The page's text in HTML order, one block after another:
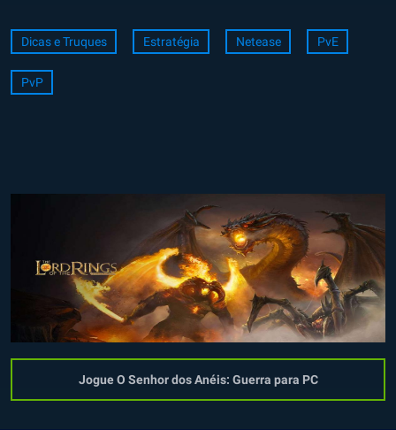
Dicas e Truques Estratégia Netease PvE
PvP
Jogue O Senhor dos Anéis: Guerra para PC